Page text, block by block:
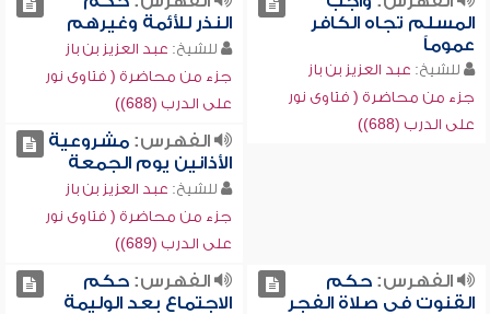
المسلم تجاه الكافر
عموماً
للشيخ: عبد العزيز بن باز
جزء من محاضرة ( فتاوى نور
على الدرب (688))
النذر للأئمة وغيرهم
للشيخ: عبد العزيز بن باز
جزء من محاضرة ( فتاوى نور
على الدرب (688))
الفهرس:مشروعية
الأذانين يوم الجمعة
للشيخ: عبد العزيز بن باز
جزء من محاضرة ( فتاوى نور
على الدرب (689))
الفهرس:حكم
القنوت في صلاة الفجر
الفهرس:حكم
الاجتماع بعد الوليمة